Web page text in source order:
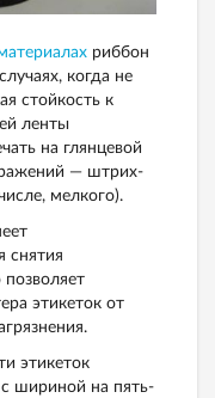
риббон
когда не
стойкость к
ленты
на глянцевой
— штрих-
мелкого).
снятия
позволяет
этикеток от
этикеток
шириной на пять-